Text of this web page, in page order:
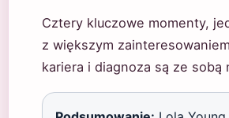
Cztery kluczowe momenty,
z większym
kariera i diagnoza są ze